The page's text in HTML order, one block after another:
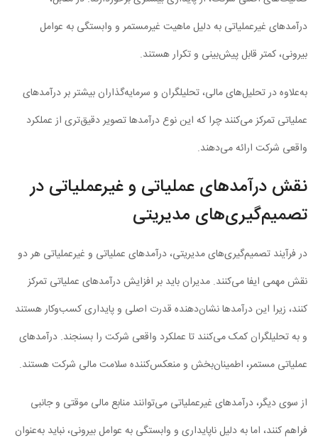
درآمدهای غیرعملیاتی به دلیل ماهیت غیرمستمر و وابستگی به عوامل
بیرونی، کمتر قابل پیش‌بینی و تکرار هستند.
به‌علاوه در تحلیل‌های مالی، تحلیلگران و سرمایه‌گذاران بیشتر بر درآمدهای
عملیاتی تمرکز می‌کنند چرا که این نوع درآمدها تصویر دقیق‌تری از عملکرد
واقعی شرکت ارائه می‌دهند.
نقش درآمدهای عملیاتی و غیرعملیاتی در
تصمیم‌گیری‌های مدیریتی
در فرآیند تصمیم‌گیری‌های مدیریتی، درآمدهای عملیاتی و غیرعملیاتی هر دو
نقش مهمی ایفا می‌کنند. مدیران باید بر افزایش درآمدهای عملیاتی تمرکز
کنند، زیرا این درآمدها نشان‌دهنده قدرت اصلی و پایداری کسب‌وکار هستند
و به تحلیلگران کمک می‌کنند تا عملکرد واقعی شرکت را بسنجند. درآمدهای
عملیاتی مستمر، اطمینان‌بخش و منعکس‌کننده سلامت مالی شرکت‌ هستند.
از سوی دیگر، درآمدهای غیرعملیاتی می‌توانند منابع مالی موقتی و جانبی
فراهم کنند، اما به دلیل ناپایداری و وابستگی به عوامل بیرونی، نباید به‌عنوان